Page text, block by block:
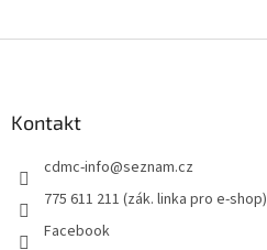
Kontakt
cdmc-info@seznam.cz
775 611 211 (zák. linka pro e-shop)
Facebook